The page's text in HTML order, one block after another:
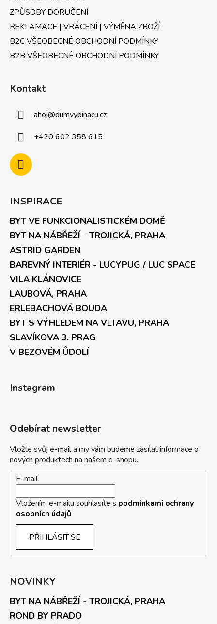
ZPŮSOBY DORUČENÍ
REKLAMACE | VRÁCENÍ | VÝMĚNA ZBOŽÍ
B2C VŠEOBECNÉ OBCHODNÍ PODMÍNKY
B2B VŠEOBECNÉ OBCHODNÍ PODMÍNKY
Kontakt
ahoj@dumvypinacu.cz
+420 602 358 615
INSPIRACE
BYT VE FUNKCIONALISTICKÉM DOMĚ
BYT NA NÁBŘEŽÍ - TROJICKÁ, PRAHA
ASTRID GARDEN
BAREVNÝ INTERIÉR - LUCYPUG / LUC SPACE
VILA KLÁNOVICE
LAUBOVÁ, PRAHA
ERLEBACHOVÁ BOUDA
BYT S VÝHLEDEM NA VLTAVU, PRAHA
SLAVÍKOVA 3, PRAG
V BEZOVÉM ŮDOLÍ
Instagram
Odebírat newsletter
Vložte svůj e-mail a my vám budeme zasílat informace o
nových produktech na našem e-shopu.
E-mail
Vložením e-mailu souhlasíte s podmínkami ochrany
osobních údajů
PŘIHLÁSIT SE
NOVINKY
BYT NA NÁBŘEŽÍ - TROJICKÁ, PRAHA
ROND BY PRADO